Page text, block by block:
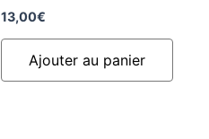
13,00€
Ajouter au panier